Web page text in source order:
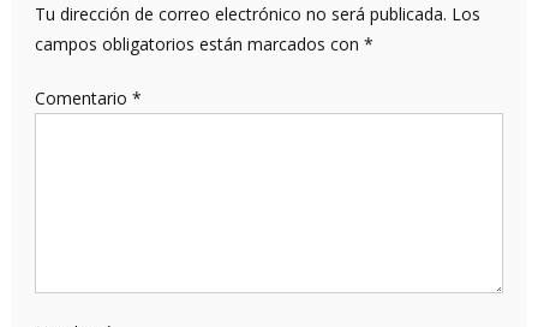
Tu dirección de correo electrónico no será publicada. Los
campos obligatorios están marcados con *
Comentario *